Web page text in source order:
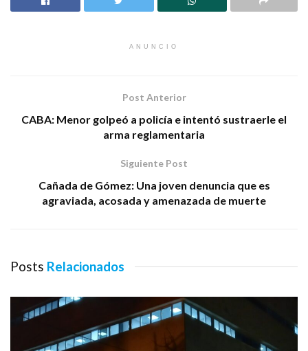
ANUNCIO
Post Anterior
CABA: Menor golpeó a policía e intentó sustraerle el
arma reglamentaria
Siguiente Post
Cañada de Gómez: Una joven denuncia que es
agraviada, acosada y amenazada de muerte
Posts Relacionados